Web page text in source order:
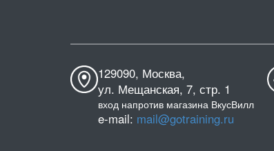
129090, Москва,
ул. Мещанская, 7, стр. 1
вход напротив магазина ВкусВилл
e-mail: mail@gotraining.ru